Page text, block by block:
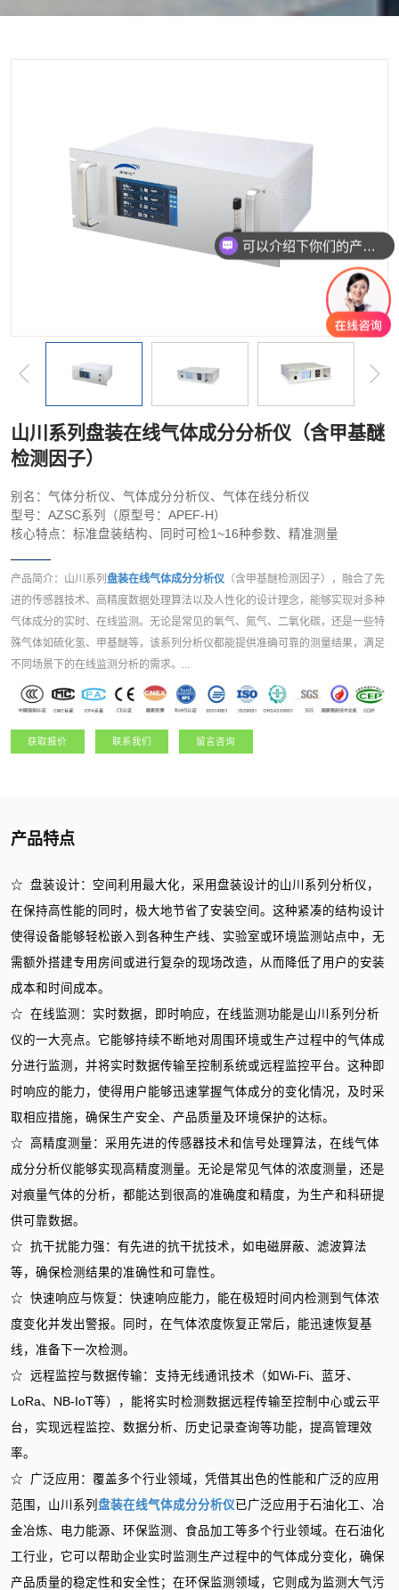
山川系列盘装在线气体成分分析仪（含甲基醚
检测因子）
别名：气体分析仪、气体成分分析仪、气体在线分析仪
型号：AZSC系列（原型号：APEF-H）
核心特点：标准盘装结构、同时可检1~16种参数、精准测量
产品简介：山川系列 盘装在线气体成分分析仪 （含甲基醚检测因子），融合了先
进的传感器技术、高精度数据处理算法以及人性化的设计理念，能够实现对多种
气体成分的实时、在线监测。无论是常见的氧气、氮气、二氧化碳，还是一些特
殊气体如硫化氢、甲基醚等，该系列分析仪都能提供准确可靠的测量结果，满足
不同场景下的在线监测分析的需求。...
获取报价 联系我们 留言咨询
产品特点
☆ 盘装设计：空间利用最大化，采用盘装设计的山川系列分析仪，
在保持高性能的同时，极大地节省了安装空间。这种紧凑的结构设计
使得设备能够轻松嵌入到各种生产线、实验室或环境监测站点中，无
需额外搭建专用房间或进行复杂的现场改造，从而降低了用户的安装
成本和时间成本。
☆ 在线监测：实时数据，即时响应，在线监测功能是山川系列分析
仪的一大亮点。它能够持续不断地对周围环境或生产过程中的气体成
分进行监测，并将实时数据传输至控制系统或远程监控平台。这种即
时响应的能力，使得用户能够迅速掌握气体成分的变化情况，及时采
取相应措施，确保生产安全、产品质量及环境保护的达标。
☆ 高精度测量：采用先进的传感器技术和信号处理算法，在线气体
成分分析仪能够实现高精度测量。无论是常见气体的浓度测量，还是
对痕量气体的分析，都能达到很高的准确度和精度，为生产和科研提
供可靠数据。
☆ 抗干扰能力强：有先进的抗干扰技术，如电磁屏蔽、滤波算法
等，确保检测结果的准确性和可靠性。
☆ 快速响应与恢复：快速响应能力，能在极短时间内检测到气体浓
度变化并发出警报。同时，在气体浓度恢复正常后，能迅速恢复基
线，准备下一次检测。
☆ 远程监控与数据传输：支持无线通讯技术（如Wi-Fi、蓝牙、
LoRa、NB-IoT等），能将实时检测数据远程传输至控制中心或云平
台，实现远程监控、数据分析、历史记录查询等功能，提高管理效
率。
☆ 广泛应用：覆盖多个行业领域，凭借其出色的性能和广泛的应用
范围，山川系列 盘装在线气体成分分析仪 已广泛应用于石油化工、冶
金冶炼、电力能源、环保监测、食品加工等多个行业领域。在石油化
工行业，它可以帮助企业实时监测生产过程中的气体成分变化，确保
产品质量的稳定性和安全性；在环保监测领域，它则成为监测大气污
你们是怎么收费的呢？